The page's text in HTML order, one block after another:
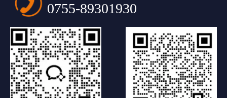
0755-89301930